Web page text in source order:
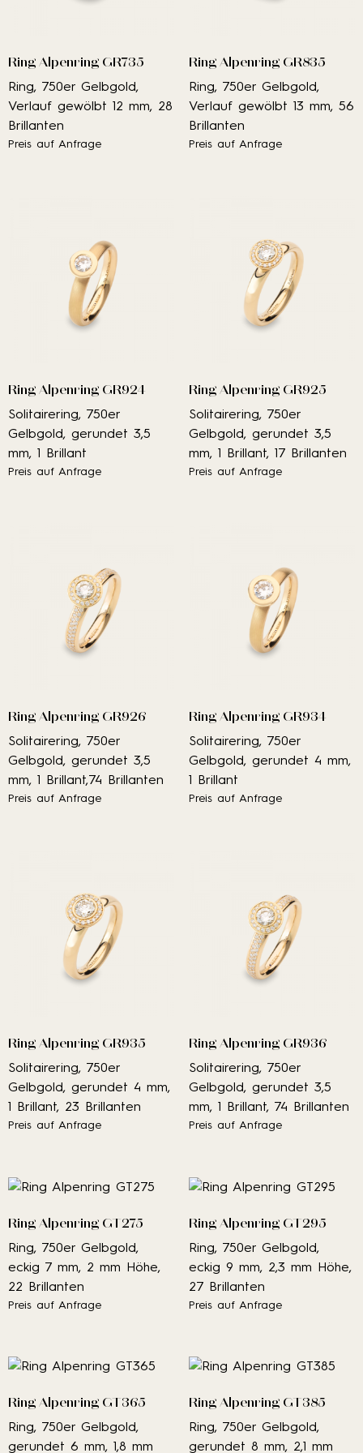
Ring Alpenring GR735
Ring, 750er Gelbgold,
Verlauf gewölbt 12 mm, 28
Brillanten
Preis auf Anfrage
Ring Alpenring GR835
Ring, 750er Gelbgold,
Verlauf gewölbt 13 mm, 56
Brillanten
Preis auf Anfrage
Ring Alpenring GR924
Solitairering, 750er
Gelbgold, gerundet 3,5
mm, 1 Brillant
Preis auf Anfrage
Ring Alpenring GR925
Solitairering, 750er
Gelbgold, gerundet 3,5
mm, 1 Brillant, 17 Brillanten
Preis auf Anfrage
Ring Alpenring GR926
Solitairering, 750er
Gelbgold, gerundet 3,5
mm, 1 Brillant,74 Brillanten
Preis auf Anfrage
Ring Alpenring GR934
Solitairering, 750er
Gelbgold, gerundet 4 mm,
1 Brillant
Preis auf Anfrage
Ring Alpenring GR935
Solitairering, 750er
Gelbgold, gerundet 4 mm,
1 Brillant, 23 Brillanten
Preis auf Anfrage
Ring Alpenring GR936
Solitairering, 750er
Gelbgold, gerundet 3,5
mm, 1 Brillant, 74 Brillanten
Preis auf Anfrage
Ring Alpenring GT275
Ring, 750er Gelbgold,
eckig 7 mm, 2 mm Höhe,
22 Brillanten
Preis auf Anfrage
Ring Alpenring GT295
Ring, 750er Gelbgold,
eckig 9 mm, 2,3 mm Höhe,
27 Brillanten
Preis auf Anfrage
Ring Alpenring GT365
Ring, 750er Gelbgold,
gerundet 6 mm, 1,8 mm
Ring Alpenring GT385
Ring, 750er Gelbgold,
gerundet 8 mm, 2,1 mm